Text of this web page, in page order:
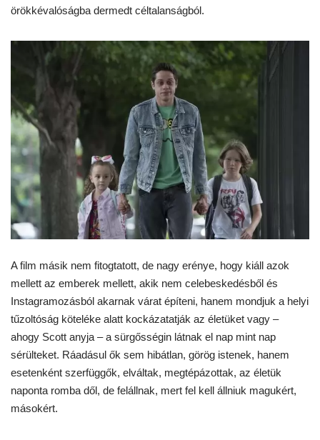
örökkévalóságba dermedt céltalanságból.
A film másik nem fitogtatott, de nagy erénye, hogy kiáll azok
mellett az emberek mellett, akik nem celebeskedésből és
Instagramozásból akarnak várat építeni, hanem mondjuk a helyi
tűzoltóság köteléke alatt kockázatatják az életüket vagy –
ahogy Scott anyja – a sürgősségin látnak el nap mint nap
sérülteket. Ráadásul ők sem hibátlan, görög istenek, hanem
esetenként szerfüggők, elváltak, megtépázottak, az életük
naponta romba dől, de felállnak, mert fel kell állniuk magukért,
másokért.